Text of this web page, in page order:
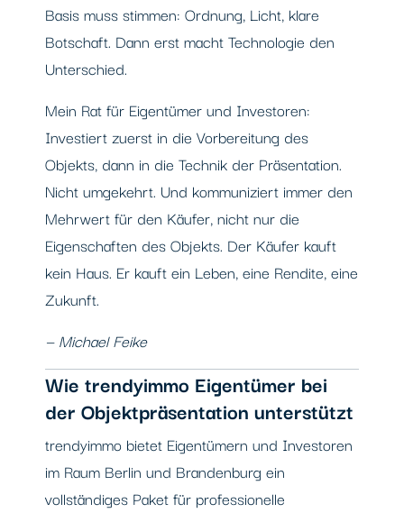
Basis muss stimmen: Ordnung, Licht, klare
Botschaft. Dann erst macht Technologie den
Unterschied.
Mein Rat für Eigentümer und Investoren:
Investiert zuerst in die Vorbereitung des
Objekts, dann in die Technik der Präsentation.
Nicht umgekehrt. Und kommuniziert immer den
Mehrwert für den Käufer, nicht nur die
Eigenschaften des Objekts. Der Käufer kauft
kein Haus. Er kauft ein Leben, eine Rendite, eine
Zukunft.
— Michael Feike
Wie trendyimmo Eigentümer bei
der Objektpräsentation unterstützt
trendyimmo bietet Eigentümern und Investoren
im Raum Berlin und Brandenburg ein
vollständiges Paket für professionelle